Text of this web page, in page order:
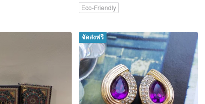
Eco-Friendly
จัดส่งฟรี